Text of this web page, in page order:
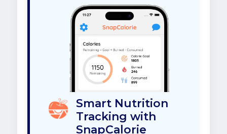
Smart Nutrition
Tracking with
SnapCalorie